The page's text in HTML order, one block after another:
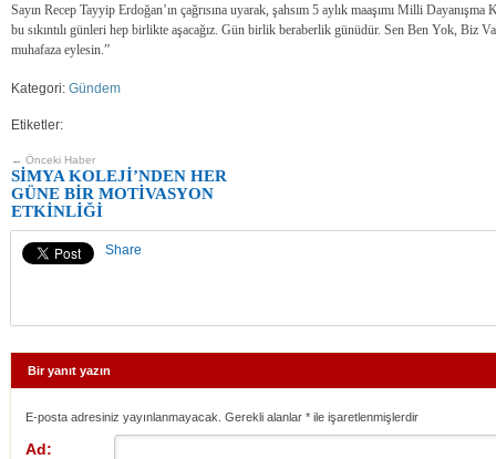
Sayın Recep Tayyip Erdoğan’ın çağrısına uyarak, şahsım 5 aylık maaşımı Milli Dayanışma
bu sıkıntılı günleri hep birlikte aşacağız. Gün birlik beraberlik günüdür. Sen Ben Yok, Biz
muhafaza eylesin.”
Kategori: Gündem
Etiketler:
← Önceki Haber
SİMYA KOLEJİ’NDEN HER
GÜNE BİR MOTİVASYON
ETKİNLİĞİ
Share
Bir yanıt yazın
E-posta adresiniz yayınlanmayacak. Gerekli alanlar * ile işaretlenmişlerdir
Ad: